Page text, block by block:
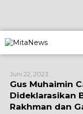
ke
konten
Juni 22, 2023
Gus Muhaimin
Dideklarasikan
Rakhman dan